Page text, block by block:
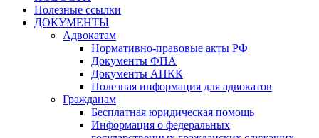
Полезные ссылки
ДОКУМЕНТЫ
Адвокатам
Нормативно-правовые акты РФ
Документы ФПА
Документы АПКК
Полезная информация для адвокатов
Гражданам
Бесплатная юридическая помощь
Информация о федеральных